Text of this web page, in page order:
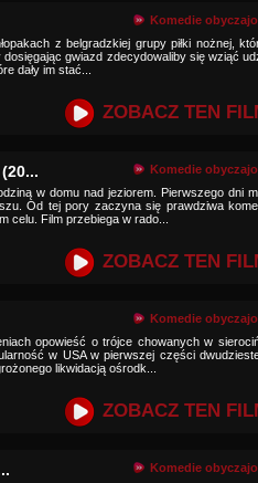
Komedie
z belgradzkiej grupy piłki nożnej,
gwiazd zdecydowaliby się wziąć
dały im stać...
ZOBACZ TEN
Komedie
w domu nad jeziorem. Pierwszego dni
Od tej pory zaczyna się prawdziwa
celu. Film przebiega w rado...
ZOBACZ TEN
Komedie
opowieść o trójce chowanych w
w USA w pierwszej części
likwidacją ośrodk...
ZOBACZ TEN
Komedie